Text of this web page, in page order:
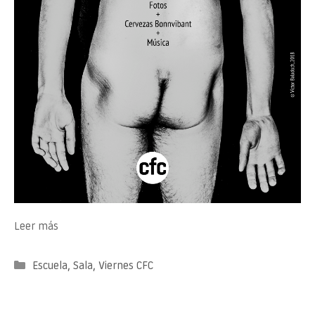
Leer más
Categorías
Escuela, Sala, Viernes CFC